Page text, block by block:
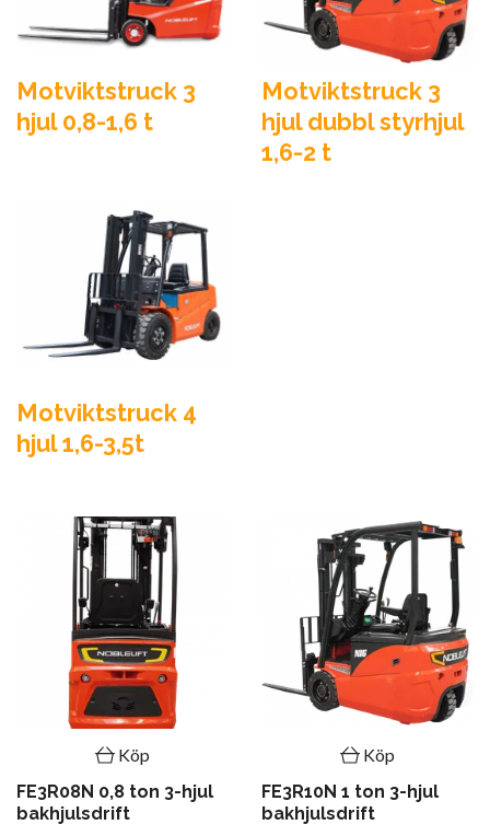
Motviktstruck 3
hjul 0,8-1,6 t
Motviktstruck 3
hjul dubbl styrhjul
1,6-2 t
Motviktstruck 4
hjul 1,6-3,5t
Köp
FE3R08N 0,8 ton 3-hjul
bakhjulsdrift
Köp
FE3R10N 1 ton 3-hjul
bakhjulsdrift